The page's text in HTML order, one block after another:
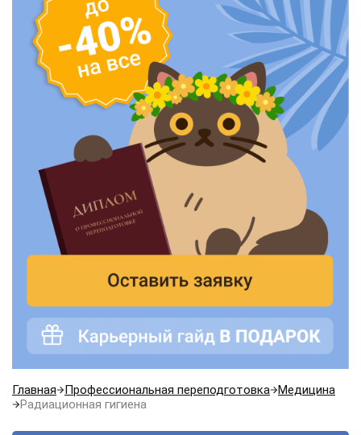
Главная Профессиональная переподготовка Медицина
Радиационная гигиена